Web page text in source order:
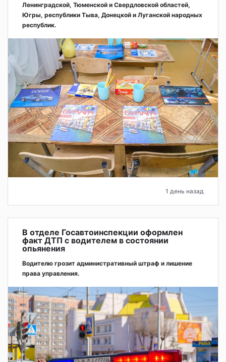
Ленинградской, Тюменской и Свердловской областей,
Югры, республики Тыва, Донецкой и Луганской народных
республик.
1 день назад
В отделе Госавтоинспекции оформлен
факт ДТП с водителем в состоянии
опьянения
Водителю грозит административный штраф и лишение
права управления.